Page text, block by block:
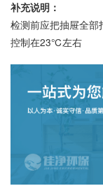
补充说明：
检测前应把抽屉全
控制在23℃左右